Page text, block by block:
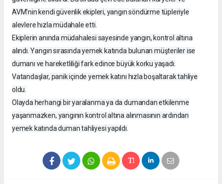
AVM'nin kendi güvenlik ekipleri, yangın söndürme tüpleriyle
alevlere hızla müdahale etti.
Ekiplerin anında müdahalesi sayesinde yangın, kontrol altına
alındı. Yangın sırasında yemek katında bulunan müşteriler ise
dumanı ve hareketliliği fark edince büyük korku yaşadı.
Vatandaşlar, panik içinde yemek katını hızla boşaltarak tahliye
oldu.
Olayda herhangi bir yaralanma ya da dumandan etkilenme
yaşanmazken, yangının kontrol altına alınmasının ardından
yemek katında duman tahliyesi yapıldı.